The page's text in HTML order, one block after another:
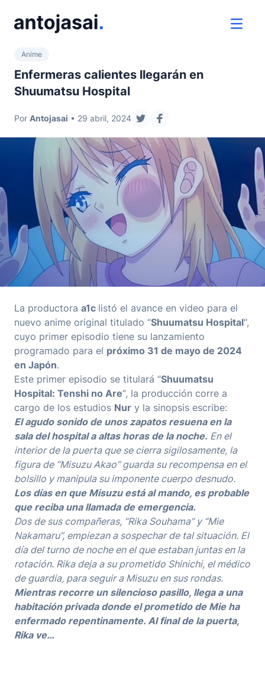
ver
Anime
Enfermeras calientes llegarán en
Shuumatsu Hospital
Por Antojasai • 29 abril, 2024
compartir en twitter
compartir en facebook
La productora a1c listó el avance en video para el
nuevo anime original titulado “Shuumatsu Hospital“,
cuyo primer episodio tiene su lanzamiento
programado para el próximo 31 de mayo de 2024
en Japón.
Este primer episodio se titulará “Shuumatsu
Hospital: Tenshi no Are“, la producción corre a
cargo de los estudios Nur y la sinopsis escribe:
El agudo sonido de unos zapatos resuena en la
sala del hospital a altas horas de la noche. En el
interior de la puerta que se cierra sigilosamente, la
figura de “Misuzu Akao” guarda su recompensa en el
bolsillo y manipula su imponente cuerpo desnudo.
Los días en que Misuzu está al mando, es probable
que reciba una llamada de emergencia.
Dos de sus compañeras, “Rika Souhama” y “Mie
Nakamaru”, empiezan a sospechar de tal situación. El
día del turno de noche en el que estaban juntas en la
rotación. Rika deja a su prometido Shinichi, el médico
de guardia, para seguir a Misuzu en sus rondas.
Mientras recorre un silencioso pasillo, llega a una
habitación privada donde el prometido de Mie ha
enfermado repentinamente. Al final de la puerta,
Rika ve…